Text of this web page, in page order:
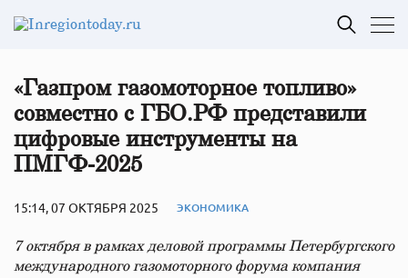
«Газпром газомоторное топливо»
совместно с ГБО.РФ представили
цифровые инструменты на
ПМГФ-2025
15:14, 07 ОКТЯБРЯ 2025 ЭКОНОМИКА
7 октября в рамках деловой программы Петербургского
международного газомоторного форума компания